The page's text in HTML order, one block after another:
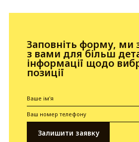
Заповніть форму, ми
з вами для більш
інформації щодо
позиції